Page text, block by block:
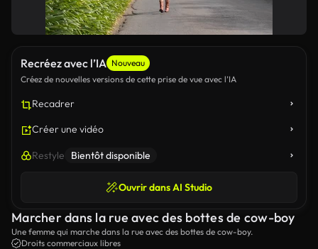
Recréez avec l’IA Nouveau
Créez de nouvelles versions de cette prise de vue avec l’IA
Recadrer
Créer une vidéo
Restyle Bientôt disponible
Ouvrir dans AI Studio
Marcher dans la rue avec des bottes de cow-boy
Une femme qui marche dans la rue avec des bottes de cow-boy.
Droits commerciaux libres